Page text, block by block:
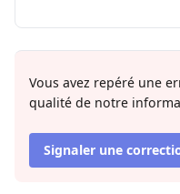
Vous avez repéré une
qualité de notre
Signaler une